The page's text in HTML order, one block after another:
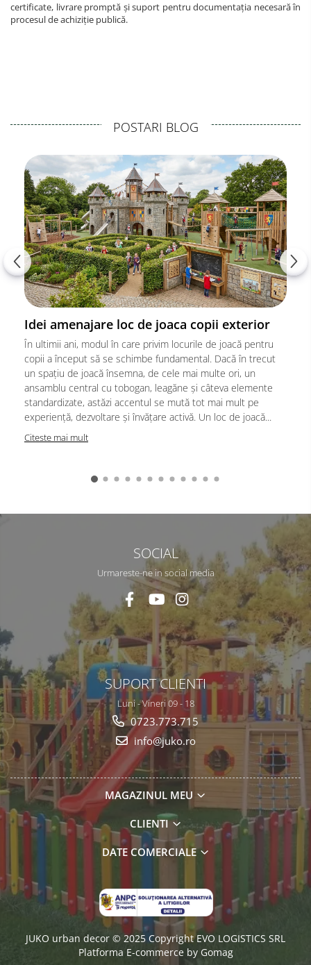
certificate, livrare promptă și suport pentru documentația necesară în
procesul de achiziție publică.
POSTARI BLOG
Idei amenajare loc de joaca copii exterior
În ultimii ani, modul în care privim locurile de joacă pentru
copii a început să se schimbe fundamental. Dacă în trecut
un spațiu de joacă însemna, de cele mai multe ori, un
ansamblu central cu tobogan, leagăne și câteva elemente
standardizate, astăzi accentul se mută tot mai mult pe
experiență, dezvoltare și învățare activă. Un loc de joacă...
Citeste mai mult
SOCIAL
Urmareste-ne in social media
SUPORT CLIENTI
Luni - Vineri 09 - 18
0723.773.715
info@juko.ro
MAGAZINUL MEU
CLIENTI
DATE COMERCIALE
JUKO urban decor © 2025 Copyright EVO LOGISTICS SRL
Platforma E-commerce by Gomag